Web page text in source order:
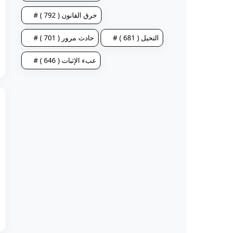
# خرق القانون ( 792 )
# حادث مرور ( 701 ) # التحيل ( 681 )
# عبء الإثبات ( 646 )